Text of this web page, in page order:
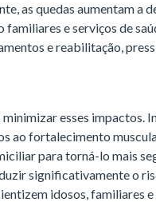
as quedas aumentam a
e serviços de
e reabilitação,
esses impactos.
ao fortalecimento
para torná-lo mais
significativamente o
idosos, familiares